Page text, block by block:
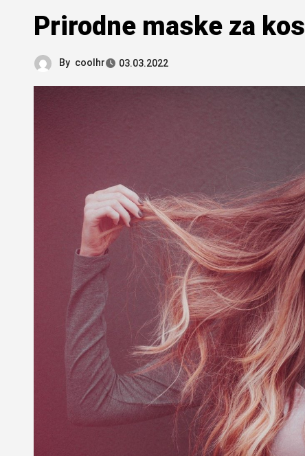
Prirodne maske za
By coolhr 03.03.2022